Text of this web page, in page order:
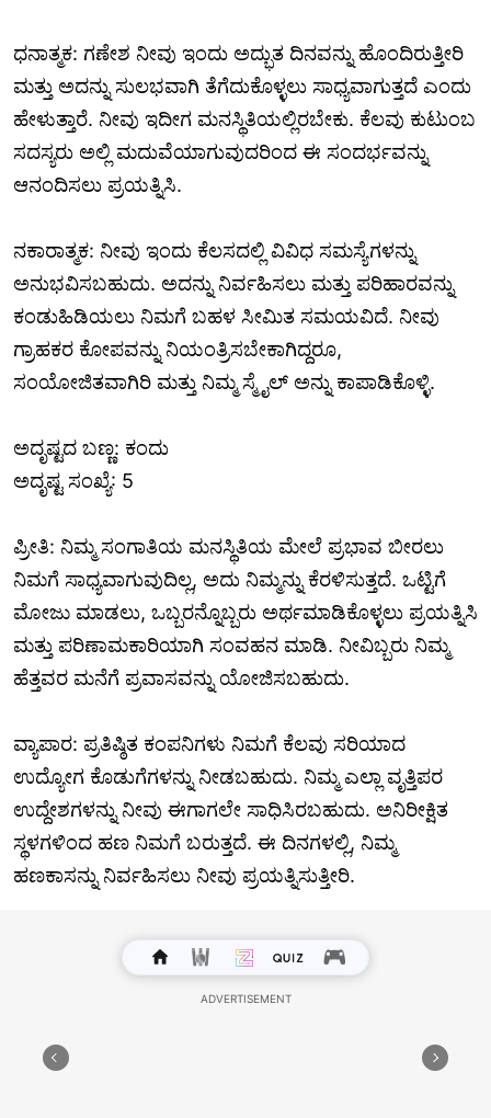
ಧನಾತ್ಮಕ: ಗಣೇಶ ನೀವು ಇಂದು ಅದ್ಭುತ ದಿನವನ್ನು ಹೊಂದಿರುತ್ತೀರಿ
ಮತ್ತು ಅದನ್ನು ಸುಲಭವಾಗಿ ತೆಗೆದುಕೊಳ್ಳಲು ಸಾಧ್ಯವಾಗುತ್ತದೆ ಎಂದು
ಹೇಳುತ್ತಾರೆ. ನೀವು ಇದೀಗ ಮನಸ್ಥಿತಿಯಲ್ಲಿರಬೇಕು. ಕೆಲವು ಕುಟುಂಬ
ಸದಸ್ಯರು ಅಲ್ಲಿ ಮದುವೆಯಾಗುವುದರಿಂದ ಈ ಸಂದರ್ಭವನ್ನು
ಆನಂದಿಸಲು ಪ್ರಯತ್ನಿಸಿ.
ನಕಾರಾತ್ಮಕ: ನೀವು ಇಂದು ಕೆಲಸದಲ್ಲಿ ವಿವಿಧ ಸಮಸ್ಯೆಗಳನ್ನು
ಅನುಭವಿಸಬಹುದು. ಅದನ್ನು ನಿರ್ವಹಿಸಲು ಮತ್ತು ಪರಿಹಾರವನ್ನು
ಕಂಡುಹಿಡಿಯಲು ನಿಮಗೆ ಬಹಳ ಸೀಮಿತ ಸಮಯವಿದೆ. ನೀವು
ಗ್ರಾಹಕರ ಕೋಪವನ್ನು ನಿಯಂತ್ರಿಸಬೇಕಾಗಿದ್ದರೂ,
ಸಂಯೋಜಿತವಾಗಿರಿ ಮತ್ತು ನಿಮ್ಮ ಸ್ಮೈಲ್ ಅನ್ನು ಕಾಪಾಡಿಕೊಳ್ಳಿ.
ಅದೃಷ್ಟದ ಬಣ್ಣ: ಕಂದು
ಅದೃಷ್ಟ ಸಂಖ್ಯೆ: 5
ಪ್ರೀತಿ: ನಿಮ್ಮ ಸಂಗಾತಿಯ ಮನಸ್ಥಿತಿಯ ಮೇಲೆ ಪ್ರಭಾವ ಬೀರಲು
ನಿಮಗೆ ಸಾಧ್ಯವಾಗುವುದಿಲ್ಲ, ಅದು ನಿಮ್ಮನ್ನು ಕೆರಳಿಸುತ್ತದೆ. ಒಟ್ಟಿಗೆ
ಮೋಜು ಮಾಡಲು, ಒಬ್ಬರನ್ನೊಬ್ಬರು ಅರ್ಥಮಾಡಿಕೊಳ್ಳಲು ಪ್ರಯತ್ನಿಸಿ
ಮತ್ತು ಪರಿಣಾಮಕಾರಿಯಾಗಿ ಸಂವಹನ ಮಾಡಿ. ನೀವಿಬ್ಬರು ನಿಮ್ಮ
ಹೆತ್ತವರ ಮನೆಗೆ ಪ್ರವಾಸವನ್ನು ಯೋಜಿಸಬಹುದು.
ವ್ಯಾಪಾರ: ಪ್ರತಿಷ್ಠಿತ ಕಂಪನಿಗಳು ನಿಮಗೆ ಕೆಲವು ಸರಿಯಾದ
ಉದ್ಯೋಗ ಕೊಡುಗೆಗಳನ್ನು ನೀಡಬಹುದು. ನಿಮ್ಮ ಎಲ್ಲಾ ವೃತ್ತಿಪರ
ಉದ್ದೇಶಗಳನ್ನು ನೀವು ಈಗಾಗಲೇ ಸಾಧಿಸಿರಬಹುದು. ಅನಿರೀಕ್ಷಿತ
ಸ್ಥಳಗಳಿಂದ ಹಣ ನಿಮಗೆ ಬರುತ್ತದೆ. ಈ ದಿನಗಳಲ್ಲಿ, ನಿಮ್ಮ
ಹಣಕಾಸನ್ನು ನಿರ್ವಹಿಸಲು ನೀವು ಪ್ರಯತ್ನಿಸುತ್ತೀರಿ.